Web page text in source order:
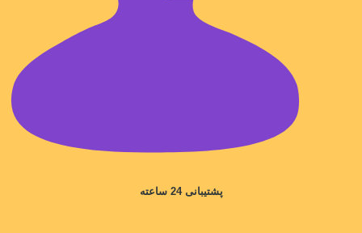
پشتیبانی 24 ساعته